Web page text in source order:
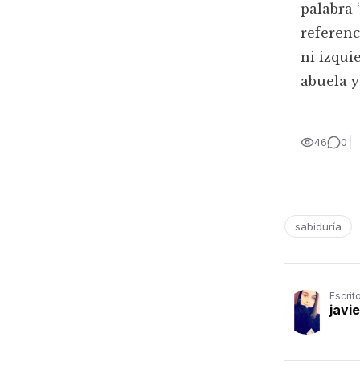
palabra
ni
abuela
46 0
sabiduría